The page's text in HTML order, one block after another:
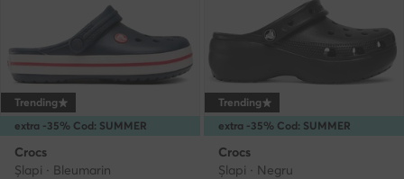
extra -35% Cod: SUMMER
Trending
Crocs
Şlapi · Bleumarin
extra -35% Cod: SUMMER
Trending
Crocs
Şlapi · Negru